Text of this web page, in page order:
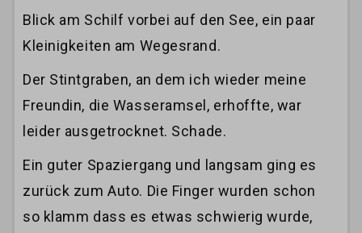
Blick am Schilf vorbei auf den See, ein paar
Kleinigkeiten am Wegesrand.
Der Stintgraben, an dem ich wieder meine
Freundin, die Wasseramsel, erhoffte, war
leider ausgetrocknet. Schade.
Ein guter Spaziergang und langsam ging es
zurück zum Auto. Die Finger wurden schon
so klamm dass es etwas schwierig wurde,